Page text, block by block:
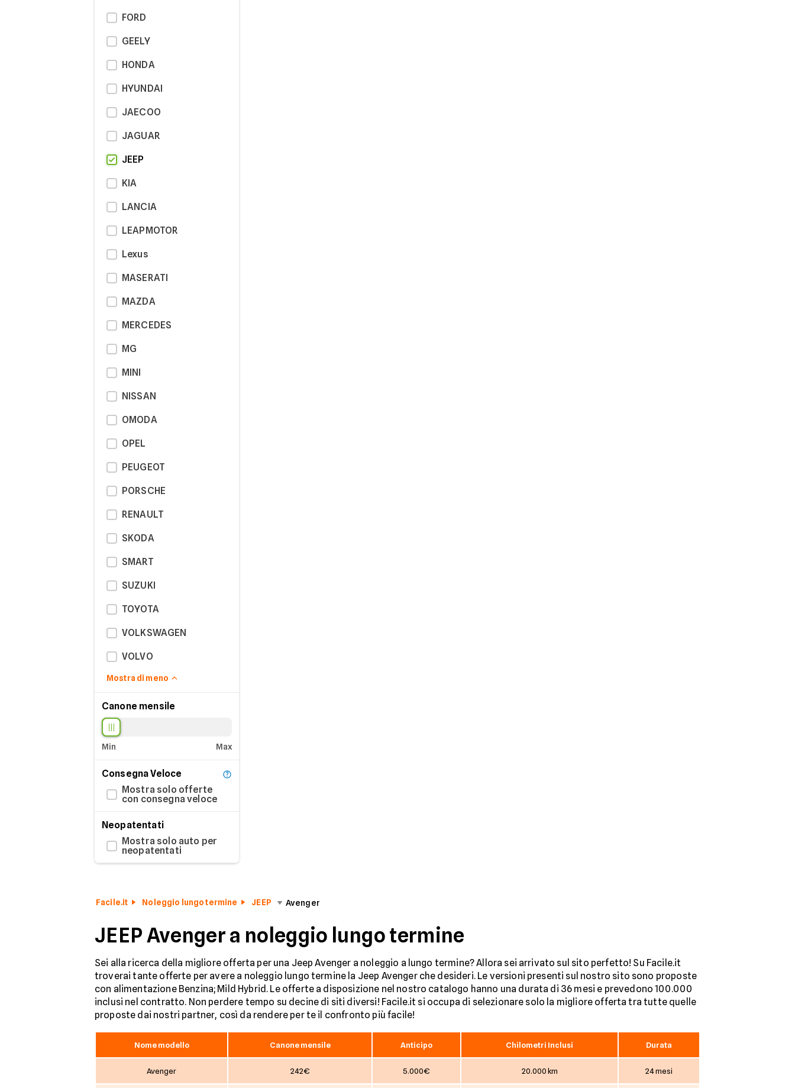
FORD
GEELY
HONDA
HYUNDAI
JAECOO
JAGUAR
JEEP
KIA
LANCIA
LEAPMOTOR
Lexus
MASERATI
MAZDA
MERCEDES
MG
MINI
NISSAN
OMODA
OPEL
PEUGEOT
PORSCHE
RENAULT
SKODA
SMART
SUZUKI
TOYOTA
VOLKSWAGEN
VOLVO
Mostra di meno
Canone mensile
Min Max
Consegna Veloce
Mostra solo offerte
con consegna veloce
Neopatentati
Mostra solo auto per
neopatentati
Facile.it Noleggio lungo termine JEEP Avenger
JEEP Avenger a noleggio lungo termine
Sei alla ricerca della migliore offerta per una Jeep Avenger a noleggio a lungo termine? Allora sei arrivato sul sito perfetto! Su Facile.it
troverai tante offerte per avere a noleggio lungo termine la Jeep Avenger che desideri. Le versioni presenti sul nostro sito sono proposte
con alimentazione Benzina; Mild Hybrid. Le offerte a disposizione nel nostro catalogo hanno una durata di 36 mesi e prevedono 100.000
inclusi nel contratto. Non perdere tempo su decine di siti diversi! Facile.it si occupa di selezionare solo la migliore offerta tra tutte quelle
proposte dai nostri partner, così da rendere per te il confronto più facile!
Nome modello Canone mensile Anticipo Chilometri Inclusi Durata
Avenger 242€ 5.000€ 20.000 km 24 mesi